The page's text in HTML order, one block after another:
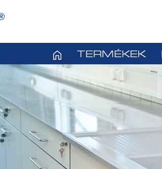
TERMÉKEK